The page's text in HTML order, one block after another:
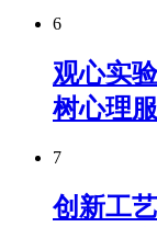
6
观心实
树心理
7
创新工